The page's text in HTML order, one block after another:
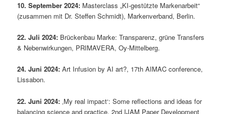
10. September 2024: Masterclass „KI-gestützte Markenarbeit“
(zusammen mit Dr. Steffen Schmidt), Markenverband, Berlin.
22. Juli 2024: Brückenbau Marke: Transparenz, grüne Transfers
& Nebenwirkungen, PRIMAVERA, Oy-Mittelberg.
24. Juni 2024: Art Infusion by AI art?, 17th AIMAC conference,
Lissabon.
22. Juni 2024: ‚My real impact‘: Some reflections and ideas for
balancing science and practice, 2nd IJAM Paper Development